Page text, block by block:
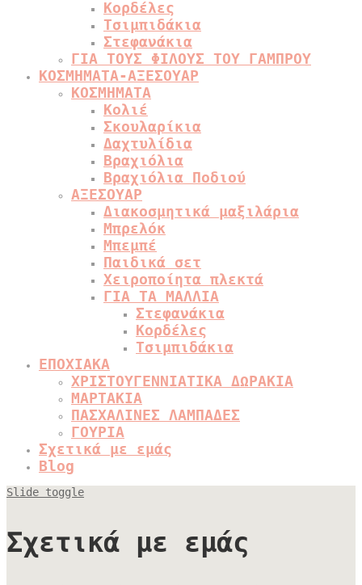
Κορδέλες
Τσιμπιδάκια
Στεφανάκια
ΓΙΑ ΤΟΥΣ ΦΙΛΟΥΣ ΤΟΥ ΓΑΜΠΡΟΥ
ΚΟΣΜΗΜΑΤΑ-ΑΞΕΣΟΥΑΡ
ΚΟΣΜΗΜΑΤΑ
Κολιέ
Σκουλαρίκια
Δαχτυλίδια
Βραχιόλια
Βραχιόλια Ποδιού
ΑΞΕΣΟΥΑΡ
Διακοσμητικά μαξιλάρια
Μπρελόκ
Μπεμπέ
Παιδικά σετ
Χειροποίητα πλεκτά
ΓΙΑ ΤΑ ΜΑΛΛΙΑ
Στεφανάκια
Κορδέλες
Τσιμπιδάκια
ΕΠΟΧΙΑΚΑ
ΧΡΙΣΤΟΥΓΕΝΝΙΑΤΙΚΑ ΔΩΡΑΚΙΑ
ΜΑΡΤΑΚΙΑ
ΠΑΣΧΑΛΙΝΕΣ ΛΑΜΠΑΔΕΣ
ΓΟΥΡΙΑ
Σχετικά με εμάς
Blog
Slide toggle
Σχετικά με εμάς